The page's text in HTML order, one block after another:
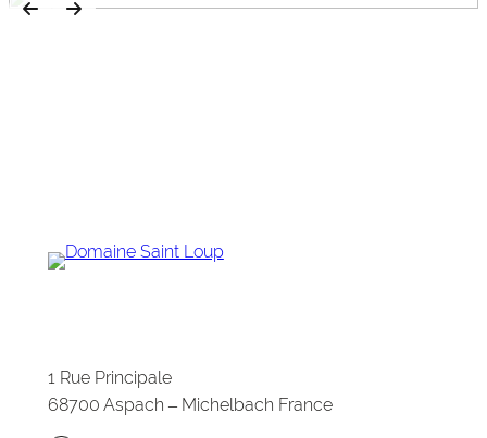
1 Rue Principale
68700 Aspach – Michelbach France